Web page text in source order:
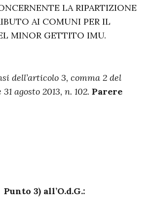
LA RIPARTIZIONE
AI COMUNI PER IL
MINOR GETTITO IMU.
dell’articolo 3, comma 2 del
agosto 2013, n. 102. Parere
Punto 3) all’O.d.G.: